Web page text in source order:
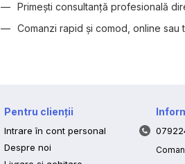
Primești consultanță profesională
Comanzi rapid și comod, online sau
Pentru clienții
Intrare în cont personal
Despre noi